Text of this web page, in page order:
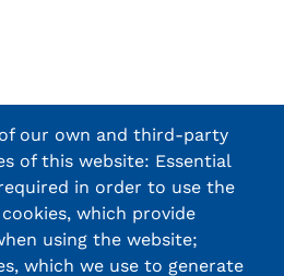
our own and third-party
of this website: Essential
in order to use the
which provide
using the website;
which we use to generate